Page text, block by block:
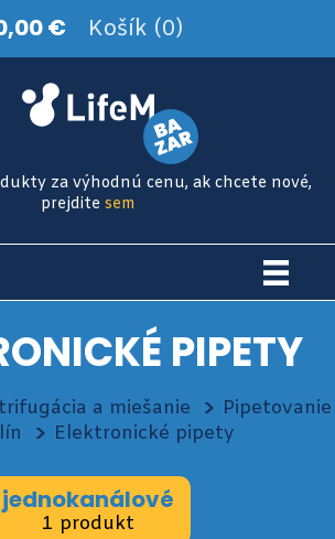
za výhodnú cenu, ak chcete nové,
prejdite sem
€ Košík (0)
PIPETY
a miešanie
Pipetovanie
Elektronické pipety
jednokanálové
1 produkt